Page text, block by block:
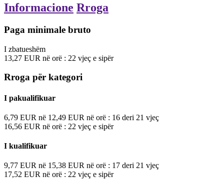
Informacione Rroga
Paga minimale bruto
I zbatueshëm
13,27 EUR në orë : 22 vjeç e sipër
Rroga për kategori
I pakualifikuar
6,79 EUR në 12,49 EUR në orë : 16 deri 21 vjeç
16,56 EUR në orë : 22 vjeç e sipër
I kualifikuar
9,77 EUR në 15,38 EUR në orë : 17 deri 21 vjeç
17,52 EUR në orë : 22 vjeç e sipër